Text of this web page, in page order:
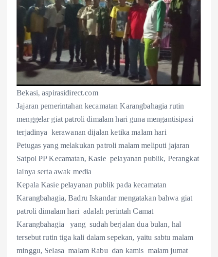
Bekasi, aspirasidirect.com
Jajaran pemerintahan kecamatan Karangbahagia rutin
menggelar giat patroli dimalam hari guna mengantisipasi
terjadinya kerawanan dijalan ketika malam hari
Petugas yang melakukan patroli malam meliputi jajaran
Satpol PP Kecamatan, Kasie pelayanan publik, Perangkat
lainya serta awak media
Kepala Kasie pelayanan publik pada kecamatan
Karangbahagia, Badru Iskandar mengatakan bahwa giat
patroli dimalam hari adalah perintah Camat
Karangbahagia yang sudah berjalan dua bulan, hal
tersebut rutin tiga kali dalam sepekan, yaitu sabtu malam
minggu, Selasa malam Rabu dan kamis malam jumat